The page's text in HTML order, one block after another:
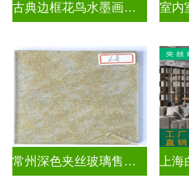
古典边框花鸟水墨画玻璃
常州深色夹丝玻璃售价多少